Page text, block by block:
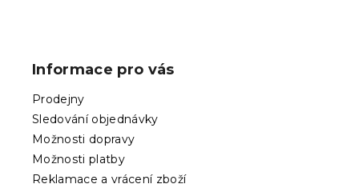
Informace pro vás
Prodejny
Sledování objednávky
Možnosti dopravy
Možnosti platby
Reklamace a vrácení zboží